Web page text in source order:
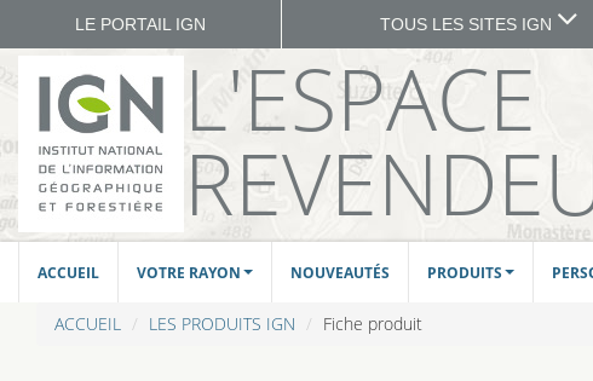
LE PORTAIL IGN TOUS LES SITES IGN
L'ESPACE
ACCUEIL VOTRE RAYON NOUVEAUTÉS PRODUITS
ACCUEIL LES PRODUITS IGN Fiche produit